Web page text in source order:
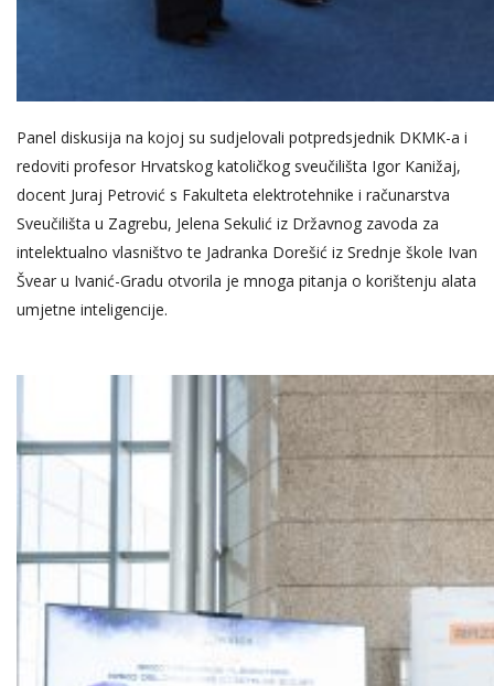
Panel diskusija na kojoj su sudjelovali potpredsjednik DKMK-a i
redoviti profesor Hrvatskog katoličkog sveučilišta Igor Kanižaj,
docent Juraj Petrović s Fakulteta elektrotehnike i računarstva
Sveučilišta u Zagrebu, Jelena Sekulić iz Državnog zavoda za
intelektualno vlasništvo te Jadranka Dorešić iz Srednje škole Ivan
Švear u Ivanić-Gradu otvorila je mnoga pitanja o korištenju alata
umjetne inteligencije.